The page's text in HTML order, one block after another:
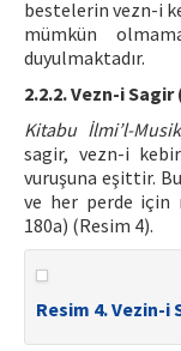
bestelerin vezn-i
mümkün
duyulmaktadır.
2.2.2. Vezn-i
Kitabu İlmi’l-
sagir, vezn-i
vuruşuna eşittir.
ve her perde için
180a) (Resim 4).
Resim 4. Vezin-i